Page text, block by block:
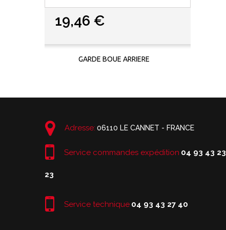
19,46 €
GARDE BOUE ARRIERE
Adresse: 06110 LE CANNET - FRANCE
Service commandes expédition 04 93 43 23
23
Service technique 04 93 43 27 40